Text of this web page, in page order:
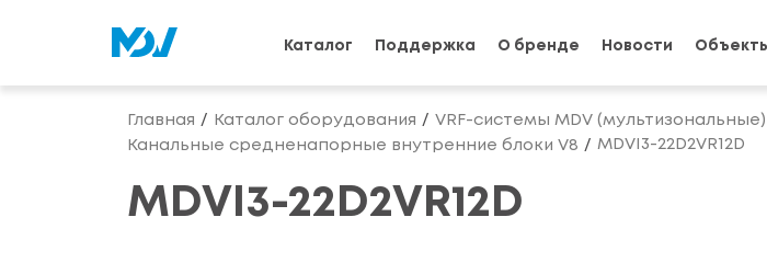
Каталог Поддержка О бренде Новости
Главная Каталог оборудования VRF-системы MDV (мультизональные)
Канальные средненапорные внутренние блоки V8
MDVI3-22D2VR12D
MDVI3-22D2VR12D